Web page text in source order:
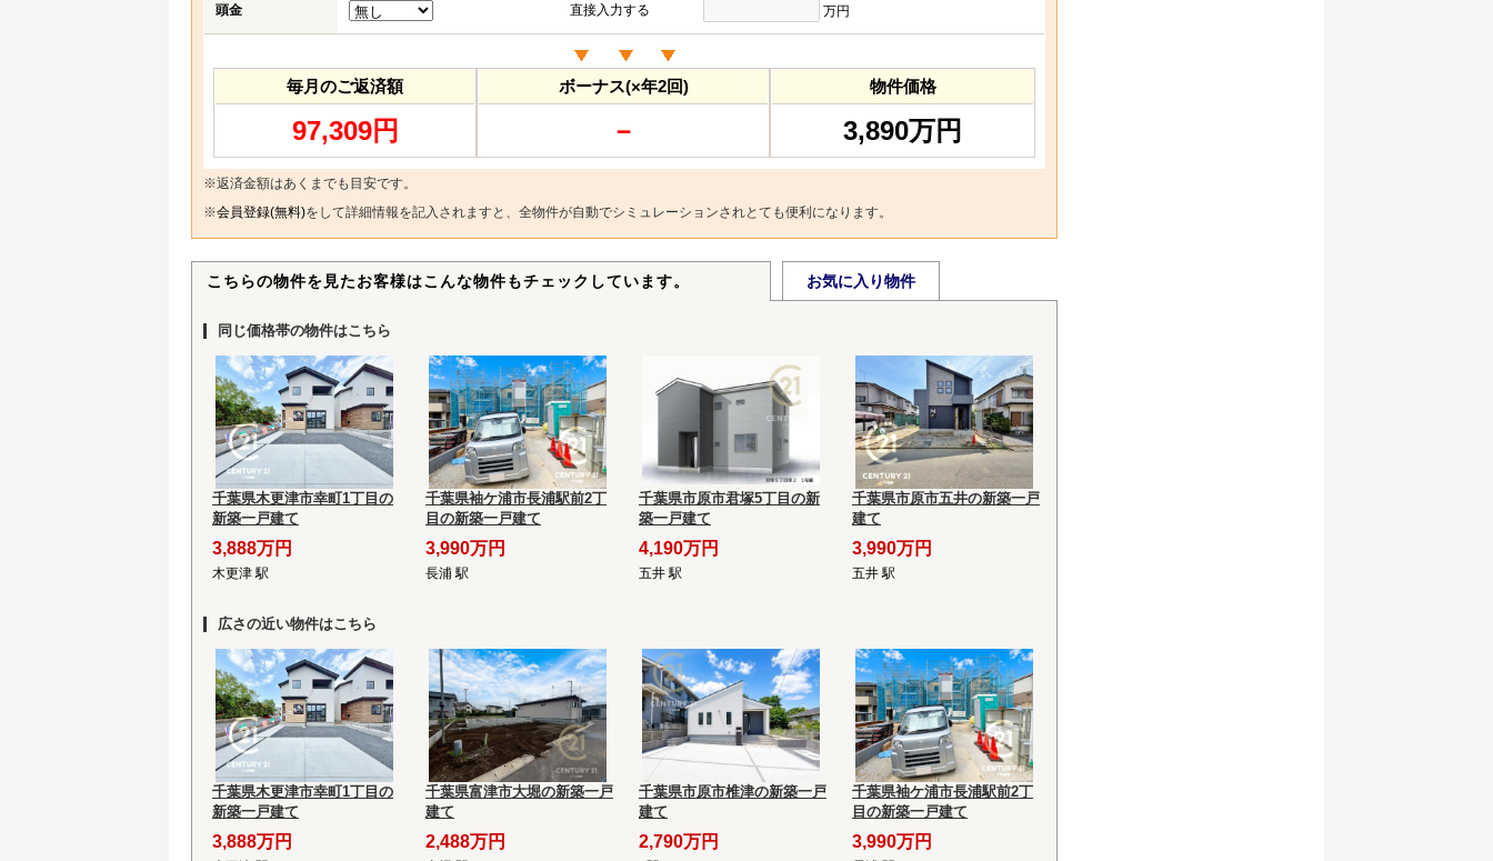
頭金 直接入力する 万円
毎月のご返済額
97,309円
ボーナス(×年2回)
－
物件価格
3,890万円
※返済金額はあくまでも目安です。
※会員登録(無料)をして詳細情報を記入されますと、全物件が自動でシミュレーションされとても便利になります。
こちらの物件を見たお客様はこんな物件もチェックしています。 お気に入り物件
同じ価格帯の物件はこちら
千葉県木更津市幸町1丁目の
新築一戸建て
3,888万円
木更津 駅
千葉県袖ケ浦市長浦駅前2丁
目の新築一戸建て
3,990万円
長浦 駅
千葉県市原市君塚5丁目の新
築一戸建て
4,190万円
五井 駅
千葉県市原市五井の新築一戸
建て
3,990万円
五井 駅
広さの近い物件はこちら
千葉県木更津市幸町1丁目の
新築一戸建て
3,888万円
千葉県富津市大堀の新築一戸
建て
2,488万円
千葉県市原市椎津の新築一戸
建て
2,790万円
千葉県袖ケ浦市長浦駅前2丁
目の新築一戸建て
3,990万円